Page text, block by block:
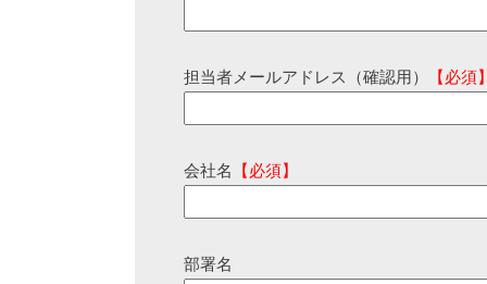
担当者メールアドレス（確認用） 【必須
会社名 【必須】
部署名